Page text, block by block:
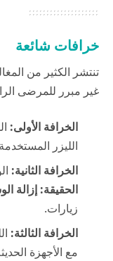
خرافات شائعة
تنتشر الكثير من
غير مبرر للمرضى
الخرافة الأولى:
الليزر
الخرافة الثانية:
الحقيقة: إزالة
زيارات.
الخرافة الثالثة:
مع الأجهزة